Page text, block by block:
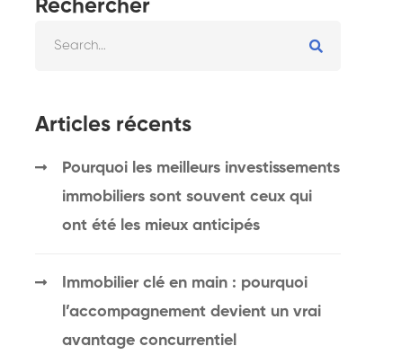
Rechercher
Articles récents
Pourquoi les meilleurs investissements
immobiliers sont souvent ceux qui
ont été les mieux anticipés
Immobilier clé en main : pourquoi
l’accompagnement devient un vrai
avantage concurrentiel